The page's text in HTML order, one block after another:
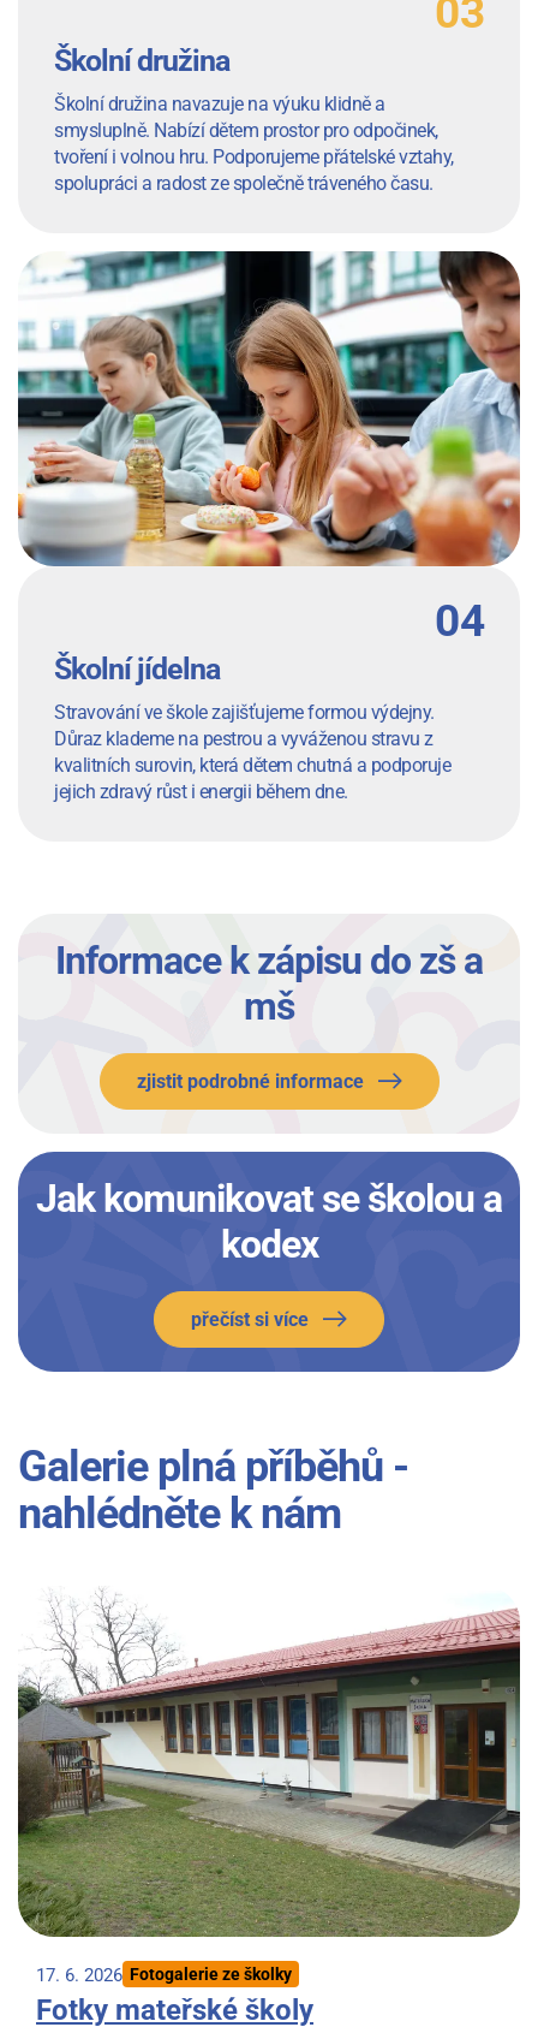
Školní družina
Školní družina navazuje na výuku klidně a
smysluplně. Nabízí dětem prostor pro odpočinek,
tvoření i volnou hru. Podporujeme přátelské vztahy,
spolupráci a radost ze společně tráveného času.
Školní jídelna
Stravování ve škole zajišťujeme formou výdejny.
Důraz klademe na pestrou a vyváženou stravu z
kvalitních surovin, která dětem chutná a podporuje
jejich zdravý růst i energii během dne.
Informace k zápisu do zš a
mš
zjistit podrobné informace
Jak komunikovat se školou a
kodex
přečíst si více
Galerie plná příběhů -
nahlédněte k nám
17. 6. 2026 Fotogalerie ze školky
Fotky mateřské školy